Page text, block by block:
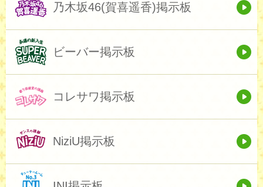
乃木坂46(賀喜遥香)掲示板
ビーバー掲示板
コレサワ掲示板
NiziU掲示板